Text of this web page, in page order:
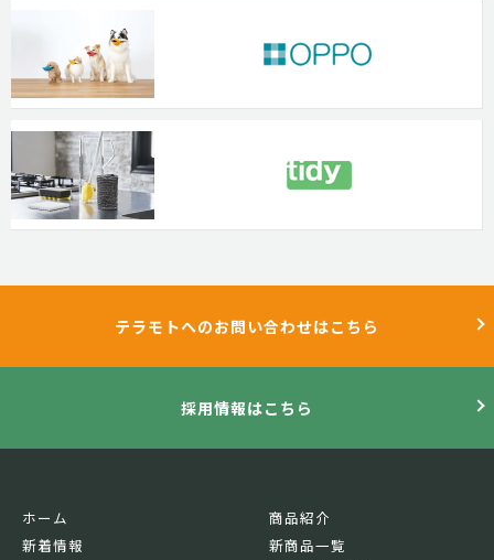
テラモトへのお問い合わせはこちら
採用情報はこちら
ホーム
新着情報
商品紹介
新商品一覧